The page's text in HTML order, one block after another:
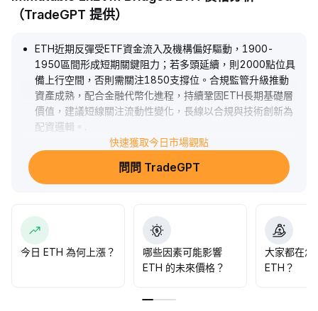
（TradeGPT 提供）
ETH近期反彈受ETF資金流入及機構偏好驅動，1900-
1950區間形成短期關鍵阻力；若多頭延續，則2000點位具
備上行空間，否則需關注1850支撐位。合規監管升級推動
資產成熟，配合金融代幣化進程，持續鞏固ETH長期基礎層
價值，建議短線關注流動性變化，長線以合規與技術創新為
配資邏輯。
快速獲取今日市場觀點
問問 TradeGPT
今日 ETH 為何上漲？
哪些因素可能影響
ETH 的未來價格？
大家都在怎
ETH？